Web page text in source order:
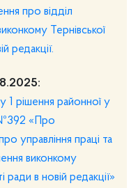
про відділ
Тернівської
редакції.
1 рішення районної у
№392 «Про
управління праці та
виконкому
ради в новій редакції»